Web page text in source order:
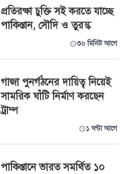
প্রতিরক্ষা চুক্তি সই করতে যাচ্ছে
পাকিস্তান, সৌদি ও তুরস্ক
৩০ মিনিট আগে
গাজা পুনর্গঠনের দায়িত্ব নিয়েই
সামরিক ঘাঁটি নির্মাণ করছেন
ট্রাম্প
১ ঘণ্টা আগে
পাকিস্তানে ভারত সমর্থিত ১০